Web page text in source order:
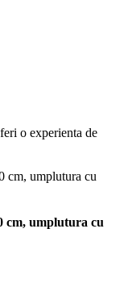
o experienta de
cm, umplutura cu